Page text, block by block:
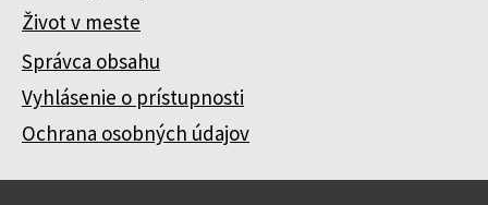
Život v meste
Správca obsahu
Vyhlásenie o prístupnosti
Ochrana osobných údajov